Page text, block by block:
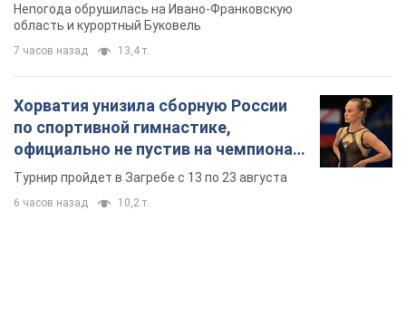
Непогода обрушилась на Ивано-Франковскую
область и курортный Буковель
7 часов назад 13,4 т.
Хорватия унизила сборную России
по спортивной гимнастике,
официально не пустив на чемпионат
Европы основных спортсменов
Турнир пройдет в Загребе с 13 по 23 августа
6 часов назад 10,2 т.